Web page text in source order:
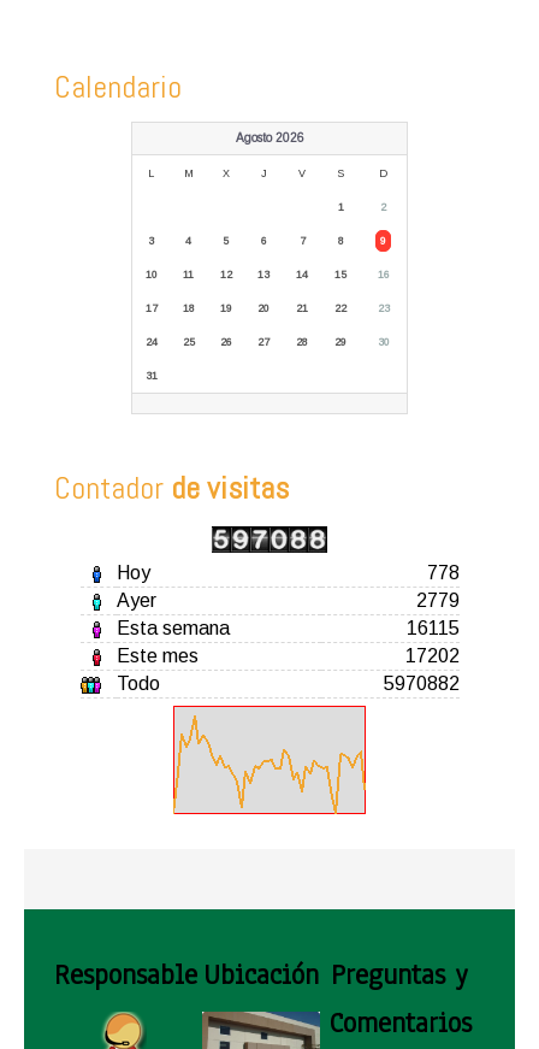
Calendario
Agosto 2026
L M X J V S D
1 2
3 4 5 6 7 8 9
10 11 12 13 14 15 16
17 18 19 20 21 22 23
24 25 26 27 28 29 30
31
Contador de visitas
Hoy
778
Ayer
2779
Esta semana
16115
Este mes
17202
Todo
5970882
Responsable Ubicación Preguntas y
Comentarios